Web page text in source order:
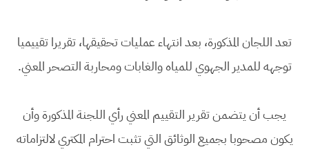
تعد اللجان المذكورة، بعد انتهاء عمليات تحقيقها، تقريرا تقييميا
توجهه للمدير الجهوي للمياه والغابات ومحاربة التصحر المعني.
يجب أن يتضمن تقرير التقييم المعني رأي اللجنة المذكورة وأن
يكون مصحوبا بجميع الوثائق التي تثبت احترام المكتري لالتزاماته